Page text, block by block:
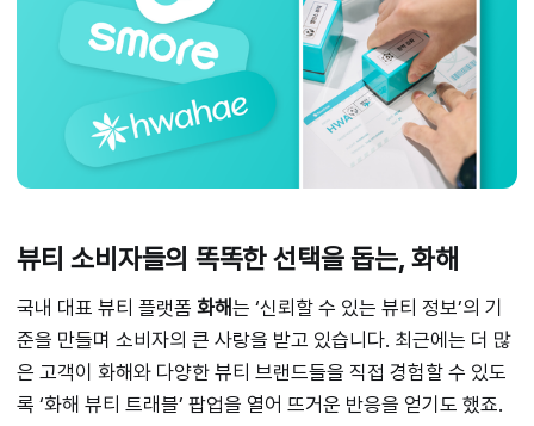
뷰티 소비자들의 똑똑한 선택을 돕는, 화해
국내 대표 뷰티 플랫폼 화해는 ‘신뢰할 수 있는 뷰티 정보’의 기
준을 만들며 소비자의 큰 사랑을 받고 있습니다. 최근에는 더 많
은 고객이 화해와 다양한 뷰티 브랜드들을 직접 경험할 수 있도
록 ‘화해 뷰티 트래블’ 팝업을 열어 뜨거운 반응을 얻기도 했죠.